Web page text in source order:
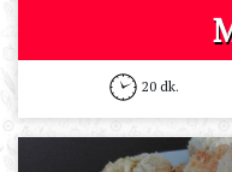
20 dk.